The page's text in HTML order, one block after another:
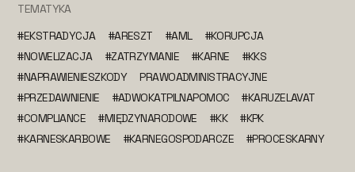
TEMATYKA
#EKSTRADYCJA
#ARESZT #AML
#KORUPCJA
#NOWELIZACJA
#ZATRZYMANIE #KARNE
#KKS
#NAPRAWIENIESZKODY
PRAWOADMINISTRACYJNE
#PRZEDAWNIENIE
#ADWOKATPILNAPOMOC
#KARUZELAVAT
#COMPLIANCE
#MIĘDZYNARODOWE #KK
#KPK
#KARNESKARBOWE
#KARNEGOSPODARCZE #PROCESKARNY